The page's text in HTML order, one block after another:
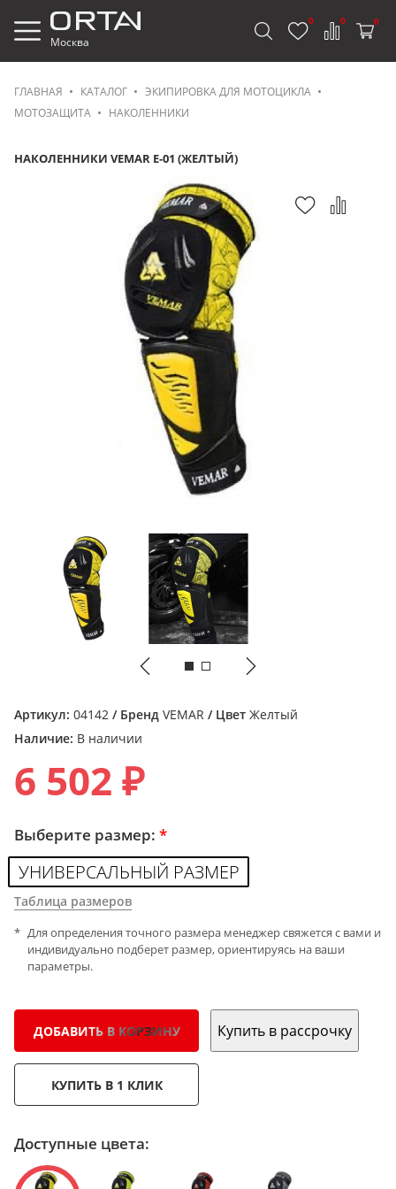
Москва
0 0 0
ГЛАВНАЯ КАТАЛОГ
ЭКИПИРОВКА ДЛЯ МОТОЦИКЛА
МОТОЗАЩИТА
НАКОЛЕННИКИ
НАКОЛЕННИКИ VEMAR E-01 (ЖЕЛТЫЙ)
Артикул: 04142 / Бренд VEMAR / Цвет Желтый
Наличие: В наличии
6 502 ₽
Выберите размер: *
УНИВЕРСАЛЬНЫЙ РАЗМЕР
Таблица размеров
Для определения точного размера менеджер свяжется с вами и
индивидуально подберет размер, ориентируясь на ваши
параметры.
ДОБАВИТЬ В КОРЗИНУ Купить в рассрочку
КУПИТЬ В 1 КЛИК
Доступные цвета: